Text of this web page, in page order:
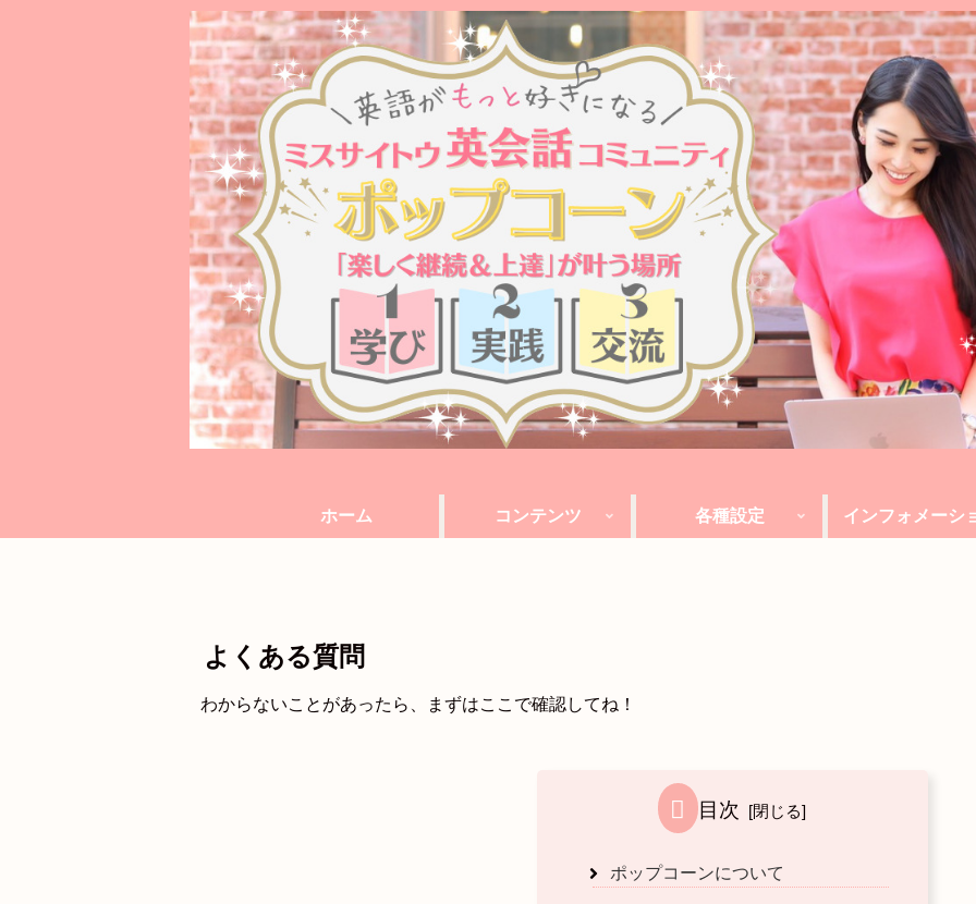
ホーム コンテンツ 各種設定 インフォメーシ
よくある質問
わからないことがあったら、まずはここで確認してね！
目次
ポップコーンについて